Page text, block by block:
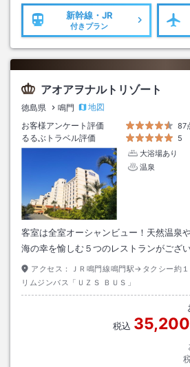
新幹線・JR
付きプラン
アオアヲナルトリゾート
徳島県 鳴門
地図
お客様アンケート評価
87
るるぶトラベル評価
5
大浴場あり
温泉
客室は全室オーシャンビュー！天然温泉
海の幸を愉しむ５つのレストランがござい
アクセス：
ＪＲ鳴門線鳴門駅→タクシー約
リムジンバス「ＵＺＳ ＢＵＳ」
税込 35,200